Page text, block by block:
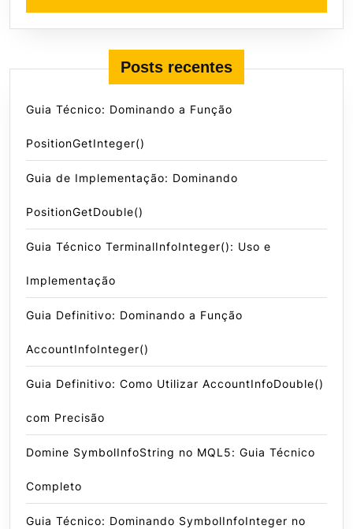
Posts recentes
Guia Técnico: Dominando a Função
PositionGetInteger()
Guia de Implementação: Dominando
PositionGetDouble()
Guia Técnico TerminalInfoInteger(): Uso e
Implementação
Guia Definitivo: Dominando a Função
AccountInfoInteger()
Guia Definitivo: Como Utilizar AccountInfoDouble()
com Precisão
Domine SymbolInfoString no MQL5: Guia Técnico
Completo
Guia Técnico: Dominando SymbolInfoInteger no